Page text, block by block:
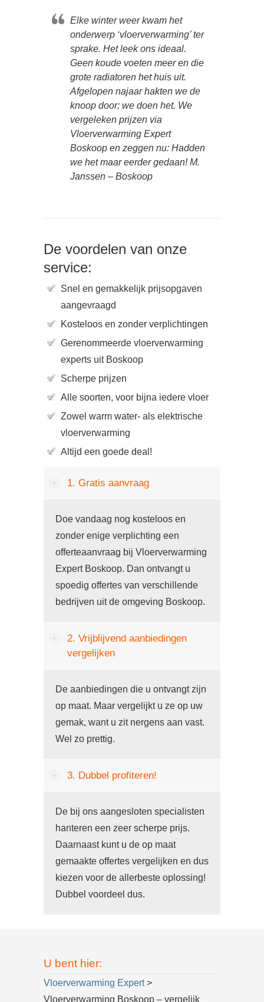
Elke winter weer kwam het
onderwerp ‘vloerverwarming’ ter
sprake. Het leek ons ideaal.
Geen koude voeten meer en die
grote radiatoren het huis uit.
Afgelopen najaar hakten we de
knoop door; we doen het. We
vergeleken prijzen via
Vloerverwarming Expert
Boskoop en zeggen nu: Hadden
we het maar eerder gedaan! M.
Janssen – Boskoop
De voordelen van onze
service:
Snel en gemakkelijk prijsopgaven
aangevraagd
Kosteloos en zonder verplichtingen
Gerenommeerde vloerverwarming
experts uit Boskoop
Scherpe prijzen
Alle soorten, voor bijna iedere vloer
Zowel warm water- als elektrische
vloerverwarming
Altijd een goede deal!
1. Gratis aanvraag
Doe vandaag nog kosteloos en
zonder enige verplichting een
offerteaanvraag bij Vloerverwarming
Expert Boskoop. Dan ontvangt u
spoedig offertes van verschillende
bedrijven uit de omgeving Boskoop.
2. Vrijblijvend aanbiedingen
vergelijken
De aanbiedingen die u ontvangt zijn
op maat. Maar vergelijkt u ze op uw
gemak, want u zit nergens aan vast.
Wel zo prettig.
3. Dubbel profiteren!
De bij ons aangesloten specialisten
hanteren een zeer scherpe prijs.
Daarnaast kunt u de op maat
gemaakte offertes vergelijken en dus
kiezen voor de allerbeste oplossing!
Dubbel voordeel dus.
U bent hier:
Vloerverwarming Expert>
Vloerverwarming Boskoop – vergelijk